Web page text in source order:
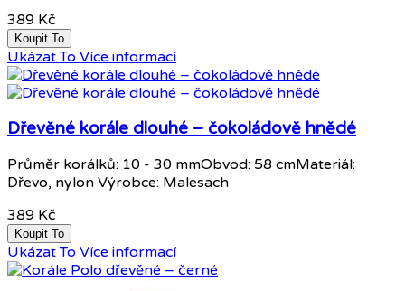
389 Kč
Koupit To
Ukázat To Více informací
Dřevěné korále dlouhé – čokoládově hnědé
Průměr korálků: 10 - 30 mmObvod: 58 cmMateriál:
Dřevo, nylon Výrobce: Malesach
389 Kč
Koupit To
Ukázat To Více informací